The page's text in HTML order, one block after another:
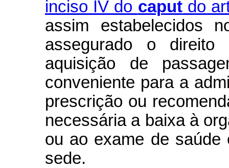
inciso IV do caputdo
assim estabelecidos
assegurado o
aquisição de
conveniente para a
prescrição ou
necessária a baixa à
ou ao exame de saúde
sede.